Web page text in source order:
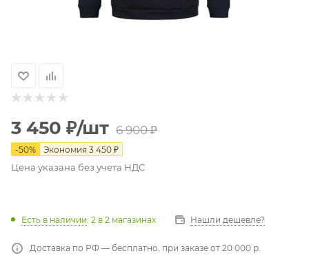
3 450 ₽/шт 6 900₽
-50% Экономия 3 450 ₽
Цена указана без учета НДС
Есть в наличии: 2 в 2 магазинах Нашли дешевле?
Доставка по РФ — бесплатно, при заказе от 20 000 р.